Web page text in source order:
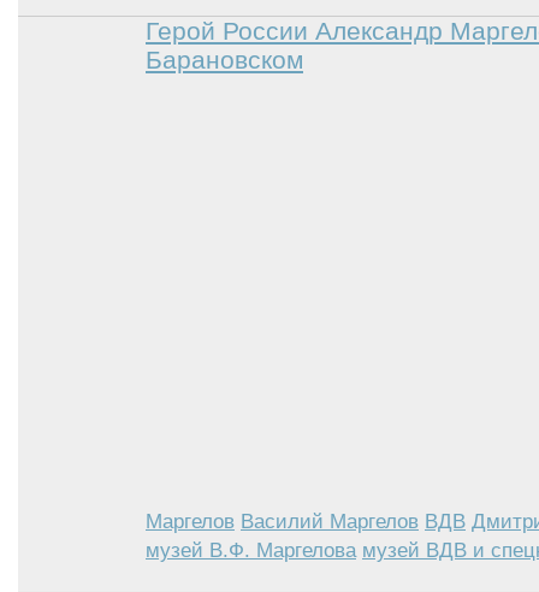
Герой России Александр
Барановском
Маргелов Василий Маргелов ВДВ
музей В.Ф. Маргелова музей ВДВ и